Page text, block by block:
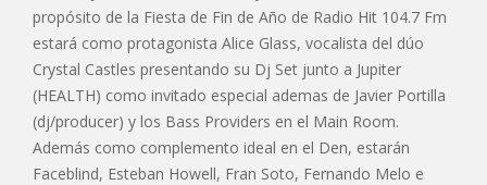
propósito de la Fiesta de Fin de Año de Radio Hit 104.7 Fm
estará como protagonista Alice Glass, vocalista del dúo
Crystal Castles presentando su Dj Set junto a Jupiter
(HEALTH) como invitado especial ademas de Javier Portilla
(dj/producer) y los Bass Providers en el Main Room.
Además como complemento ideal en el Den, estarán
Faceblind, Esteban Howell, Fran Soto, Fernando Melo e